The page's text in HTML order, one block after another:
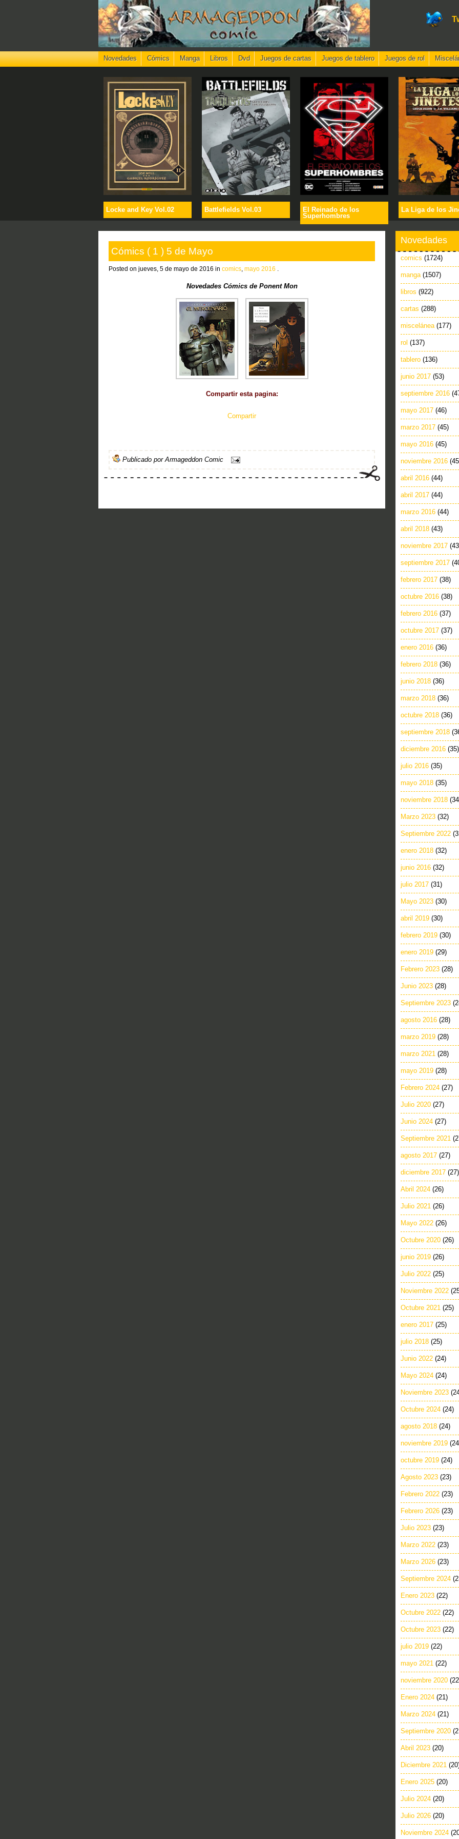
Novedades Cómics Manga Libros Dvd Juegos de cartas Juegos de tablero Juegos de rol
Locke and Key Vol.02 Battlefields Vol.03
El Reinado de los
Superhombres
La Liga de los
Cómics ( 1 ) 5 de Mayo
Posted on jueves, 5 de mayo de 2016 in comics mayo 2016
Novedades Cómics de Ponent Mon
Compartir esta pagina:
Compartir
Publicado porArmageddon Comic
Novedades
comics (1724)
manga (1507)
libros (922)
cartas (288)
miscelánea (177)
rol (137)
tablero (136)
junio 2017 (53)
septiembre 2016
mayo 2017 (46)
marzo 2017 (45)
mayo 2016 (45)
noviembre 2016
abril 2016 (44)
abril 2017 (44)
marzo 2016 (44)
abril 2018 (43)
noviembre 2017
septiembre 2017
febrero 2017 (38)
octubre 2016 (38)
febrero 2016 (37)
octubre 2017 (37)
enero 2016 (36)
febrero 2018 (36)
junio 2018 (36)
marzo 2018 (36)
octubre 2018 (36)
septiembre 2018
diciembre 2016 (35)
julio 2016 (35)
mayo 2018 (35)
noviembre 2018
Marzo 2023 (32)
Septiembre 2022
enero 2018 (32)
junio 2016 (32)
julio 2017 (31)
Mayo 2023 (30)
abril 2019 (30)
febrero 2019 (30)
enero 2019 (29)
Febrero 2023 (28)
Junio 2023 (28)
Septiembre 2023
agosto 2016 (28)
marzo 2019 (28)
marzo 2021 (28)
mayo 2019 (28)
Febrero 2024 (27)
Julio 2020 (27)
Junio 2024 (27)
Septiembre 2021
agosto 2017 (27)
diciembre 2017 (27)
Abril 2024 (26)
Julio 2021 (26)
Mayo 2022 (26)
Octubre 2020 (26)
junio 2019 (26)
Julio 2022 (25)
Noviembre 2022
Octubre 2021 (25)
enero 2017 (25)
julio 2018 (25)
Junio 2022 (24)
Mayo 2024 (24)
Noviembre 2023
Octubre 2024 (24)
agosto 2018 (24)
noviembre 2019
octubre 2019 (24)
Agosto 2023 (23)
Febrero 2022 (23)
Febrero 2026 (23)
Julio 2023 (23)
Marzo 2022 (23)
Marzo 2026 (23)
Septiembre 2024
Enero 2023 (22)
Octubre 2022 (22)
Octubre 2023 (22)
julio 2019 (22)
mayo 2021 (22)
noviembre 2020
Enero 2024 (21)
Marzo 2024 (21)
Septiembre 2020
Abril 2023 (20)
Diciembre 2021
Enero 2025 (20)
Julio 2024 (20)
Julio 2026 (20)
Noviembre 2024